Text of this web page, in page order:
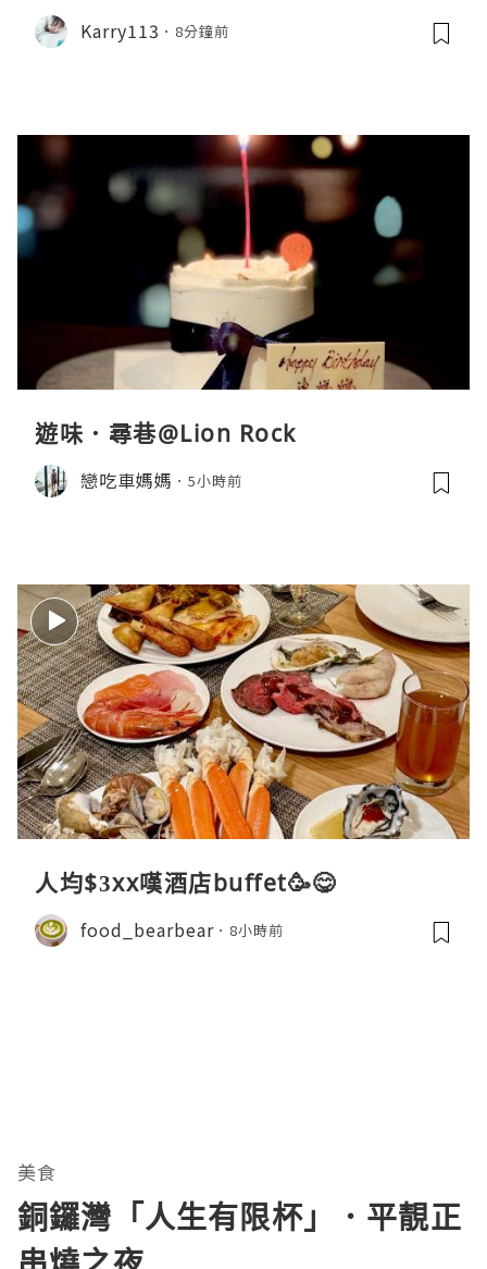
Karry113 8分鐘前
遊味．尋巷@Lion Rock
戀吃車媽媽 5小時前
人均$3xx嘆酒店buffet🥳😋
food_bearbear 8小時前
美食
銅鑼灣「人生有限杯」．平靚正